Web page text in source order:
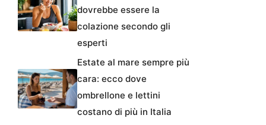
dovrebbe essere la
colazione secondo gli
esperti
Estate al mare sempre più
cara: ecco dove
ombrellone e lettini
costano di più in Italia